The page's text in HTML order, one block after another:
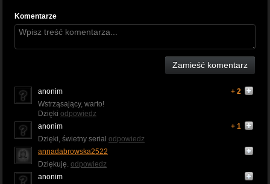
Komentarze
Zamieść komentarz
anonim
+ 2
Wstrząsający, warto!
Dzięki odpowiedz
anonim
+ 1
Dzięki, świetny serial odpowiedz
annadabrowska2522
Dziękuję. odpowiedz
anonim